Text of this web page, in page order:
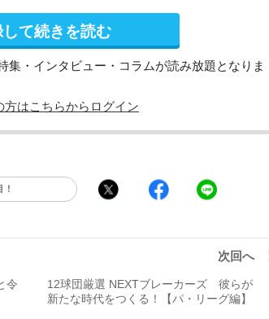
て続きを読む
集・インタビュー・コラムが読み放題となりま
方はこちらからログイン
令
次回へ
12球団厳選 NEXTブレーカーズ 彼らが
新たな時代をつくる！【パ・リーグ編】